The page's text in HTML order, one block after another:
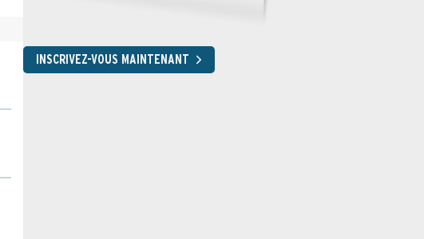
INSCRIVEZ-VOUS MAINTENANT